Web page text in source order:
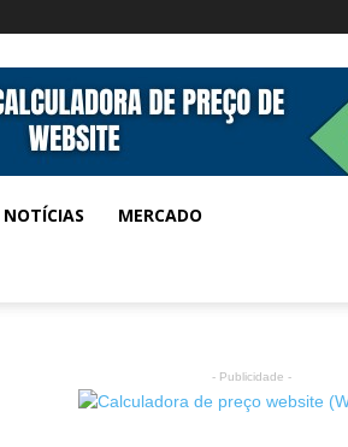
NOTÍCIAS MERCADO
- Publicidade -